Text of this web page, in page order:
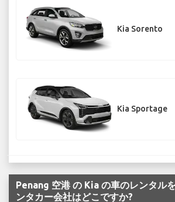
Kia Sorento
Kia Sportage
Penang 空港 の Kia の車のレンタル
ンタカー会社はどこですか?